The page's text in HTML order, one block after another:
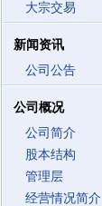
大宗交易
新闻资讯
公司公告
公司概况
公司简介
股本结构
管理层
经营情况简介